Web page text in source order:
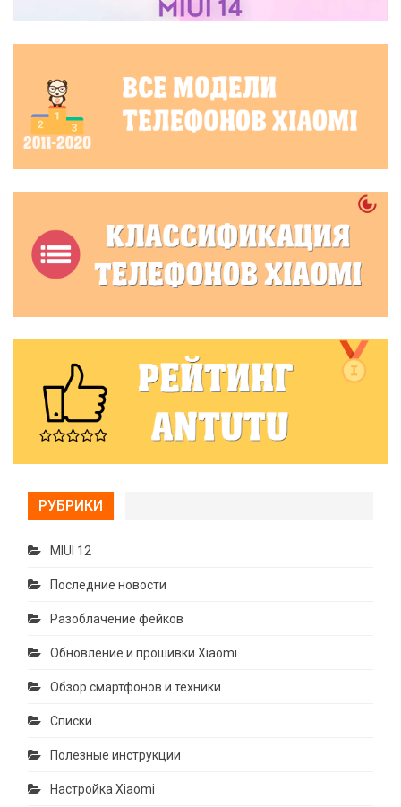
РУБРИКИ
MIUI 12
Последние новости
Разоблачение фейков
Обновление и прошивки Xiaomi
Обзор смартфонов и техники
Списки
Полезные инструкции
Настройка Xiaomi